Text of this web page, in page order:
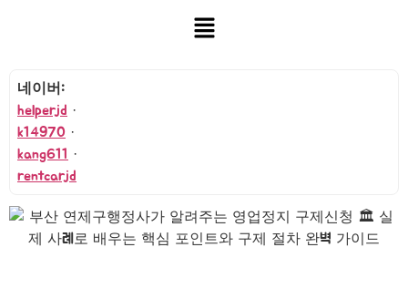
네이버:
helperjd ·
k14970 ·
kang611 ·
rentcarjd